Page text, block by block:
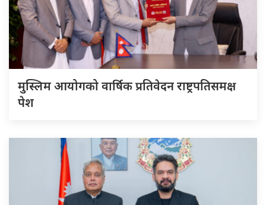
मुस्लिम आयोगको वार्षिक प्रतिवेदन राष्ट्रपतिसमक्ष
पेश